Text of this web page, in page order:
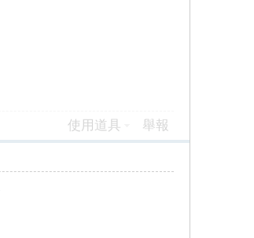
使用道具 舉報